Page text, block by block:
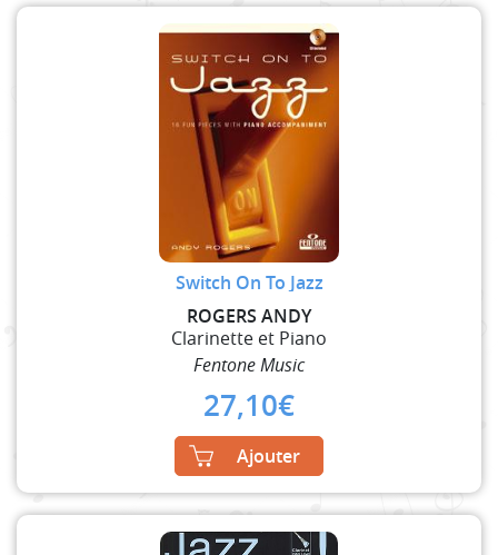
Switch On To Jazz
ROGERS ANDY
Clarinette et Piano
Fentone Music
27,10€
Ajouter